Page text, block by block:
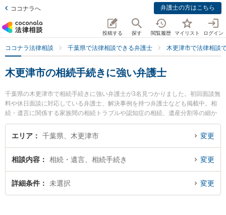
ココナラへ 弁護士の方はこちら
投稿する 探す 閲覧履歴 マイリスト ログイン
ココナラ法律相談 千葉県で法律相談できる弁護士 木更津市で法律相談
木更津市の相続手続きに強い弁護士
千葉県の木更津市で相続手続きに強い弁護士が3名見つかりました。初回面談無
料や休日面談に対応している弁護士、解決事例を持つ弁護士なども掲載中。相
続・遺言に関係する家族間の相続トラブルや認知症の相続、遺産分割等の細か
な分野での絞り込み検索もでき便利です。特にベリーベスト法律事務所 木更津
オフィスの今井 樹里弁護士やきみさらず法律事務所の若林 侑弁護士、さつきの
を今すぐに弁護士に相談したい』『相続手続きのトラブル解決の実績豊富な近
くの弁護士を検索したい』『初回相談無料で相続手続きを法律相談できる木更
津市内の弁護士に相談予約したい』などでお困りの相談者さんにおすすめで
エリア 千葉県、木更津市 変更
相談内容 相続・遺言、相続手続き 変更
詳細条件 未選択 変更